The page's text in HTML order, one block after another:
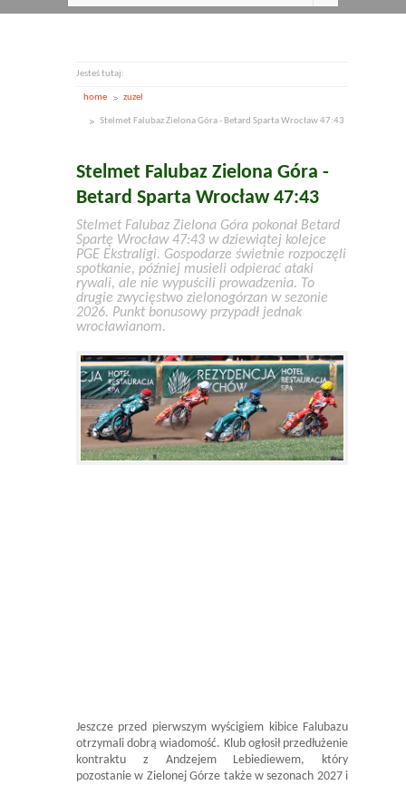
Jesteś tutaj:
home zuzel
Stelmet Falubaz Zielona Góra - Betard Sparta Wrocław 47:43
Stelmet Falubaz Zielona Góra -
Betard Sparta Wrocław 47:43
Stelmet Falubaz Zielona Góra pokonał Betard
Spartę Wrocław 47:43 w dziewiątej kolejce
PGE Ekstraligi. Gospodarze świetnie rozpoczęli
spotkanie, później musieli odpierać ataki
rywali, ale nie wypuścili prowadzenia. To
drugie zwycięstwo zielonogórzan w sezonie
2026. Punkt bonusowy przypadł jednak
wrocławianom.
Jeszcze przed pierwszym wyścigiem kibice Falubazu
otrzymali dobrą wiadomość. Klub ogłosił przedłużenie
kontraktu z Andzejem Lebiediewem, który
pozostanie w Zielonej Górze także w sezonach 2027 i